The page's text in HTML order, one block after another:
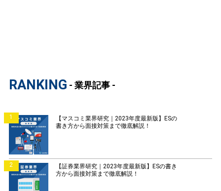
RANKING - 業界記事 -
1
【マスコミ業界研究｜2023年度最新版】ESの
書き方から面接対策まで徹底解説！
2
【証券業界研究｜2023年度最新版】ESの書き
方から面接対策まで徹底解説！